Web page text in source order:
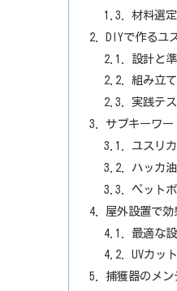
材料選
DIYで作るユ
設計と
組み立
実践テ
サブキーワ
ユスリ
ハッカ
ペット
屋外設置で
最適な
UVカッ
捕獲器のメ